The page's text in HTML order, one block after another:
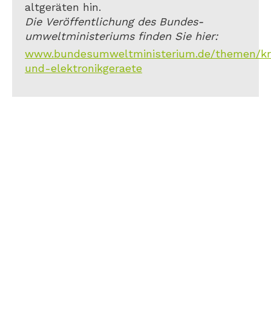
altgeräten hin.
Die Veröffentlichung des Bundes-
umweltministeriums finden Sie hier:
www.bundesumweltministerium.de/
und-elektronikgeraete